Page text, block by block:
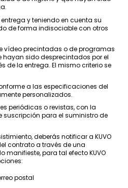
y teniendo en cuenta su
de forma indisociable con otros
vídeo precintadas o de programas
sido desprecintados por el
de la entrega. El mismo criterio se
a las especificaciones del
personalizados.
periódicas o revistas, con la
suscripción para el suministro de
deberás notificar a KUVO
contrato a través de una
para tal efecto KUVO
postal